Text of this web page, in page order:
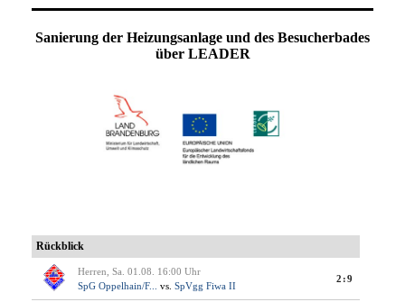
Sanierung der Heizungsanlage und des Besucherbades
über LEADER